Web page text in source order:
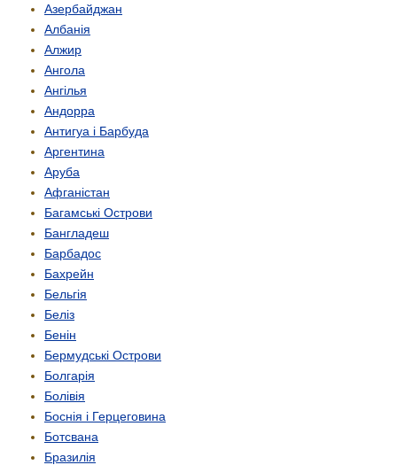
Азербайджан
Албанія
Алжир
Ангола
Ангілья
Андорра
Антигуа і Барбуда
Аргентина
Аруба
Афганістан
Багамські Острови
Бангладеш
Барбадос
Бахрейн
Бельгія
Беліз
Бенін
Бермудські Острови
Болгарія
Болівія
Боснія і Герцеговина
Ботсвана
Бразилія